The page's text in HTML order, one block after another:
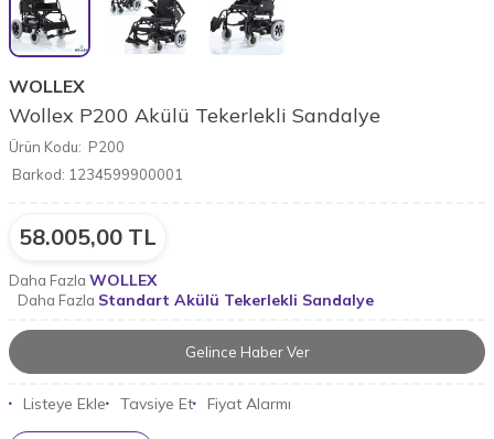
WOLLEX
Wollex P200 Akülü Tekerlekli Sandalye
Ürün Kodu: P200
Barkod: 1234599900001
58.005,00 TL
Daha Fazla WOLLEX
Daha Fazla Standart Akülü Tekerlekli Sandalye
Gelince Haber Ver
Listeye Ekle Tavsiye Et Fiyat Alarmı